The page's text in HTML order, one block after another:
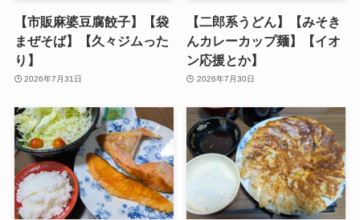
【市販麻婆豆腐餃子】【袋
まぜそば】【久々ジムった
り】
2026年7月31日
【二郎系うどん】【みそき
んカレーカップ麺】【イオ
ン応援とか】
2026年7月30日